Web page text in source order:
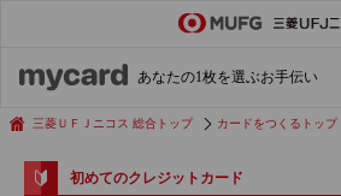
あなたの1枚を選ぶお手伝い
会社経費の支払い 効率化術
三菱ＵＦＪニコス 総合トップ カードをつくるトップ
初めてのクレジットカード